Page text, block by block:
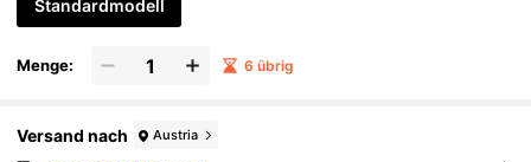
Standardmodell
Menge: 6 übrig
Versand nach Austria